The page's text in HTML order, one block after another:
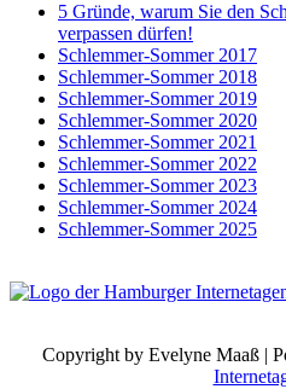
5 Gründe, warum Sie den
verpassen dürfen!
Schlemmer-Sommer 2017
Schlemmer-Sommer 2018
Schlemmer-Sommer 2019
Schlemmer-Sommer 2020
Schlemmer-Sommer 2021
Schlemmer-Sommer 2022
Schlemmer-Sommer 2023
Schlemmer-Sommer 2024
Schlemmer-Sommer 2025
Copyright by Evelyne Maaß |